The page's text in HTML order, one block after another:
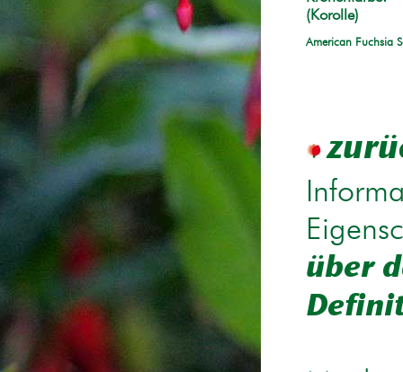
(Korolle)
American Fuchsia
über